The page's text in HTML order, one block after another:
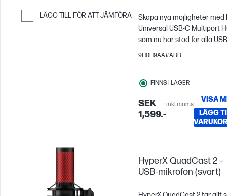
LÄGG TILL FÖR ATT JÄMFÖRA
Skapa nya möjligheter med
Universal USB-C Multiport
som nu har stöd för alla
kompatibla datorer. 7 portar,
kringenheter som du kan
hur du vill. Den har även
dubbla 4K-skärmar via
och DisplayPort™ 1.2. Den
hubben är allt du behöver
9H0H9AA#ABB
FINNS I LAGER
SEK
1,599.-
inkl.moms
VISA
LÄGG
HyperX QuadCast 2 –
USB-mikrofon (svart)